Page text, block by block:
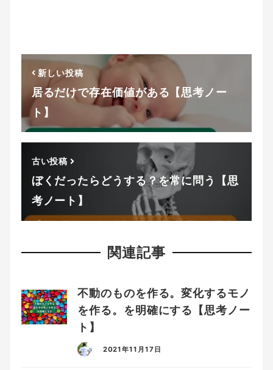
新しい投稿
居るだけで存在価値がある【思考ノー
ト】
古い投稿
ぼくだったらどうする？を常に問う【思
考ノート】
関連記事
不動のものを作る。変化するモノ
を作る。を明確にする【思考ノー
ト】
2021年11月17日